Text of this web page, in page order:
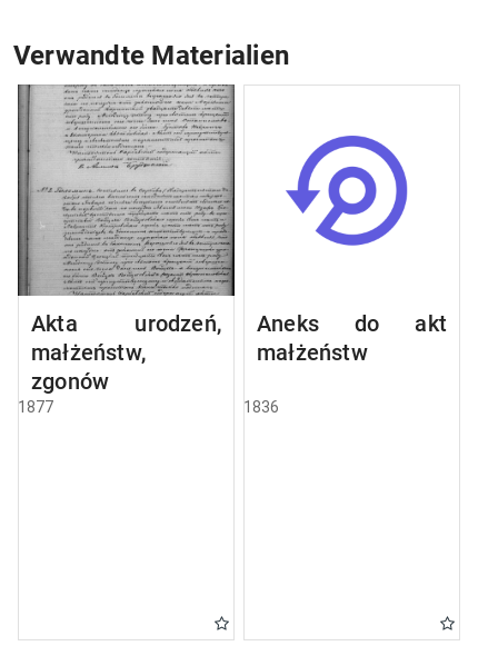
Verwandte Materialien
Akta urodzeń,
małżeństw,
zgonów
1877
Aneks do akt
małżeństw
1836